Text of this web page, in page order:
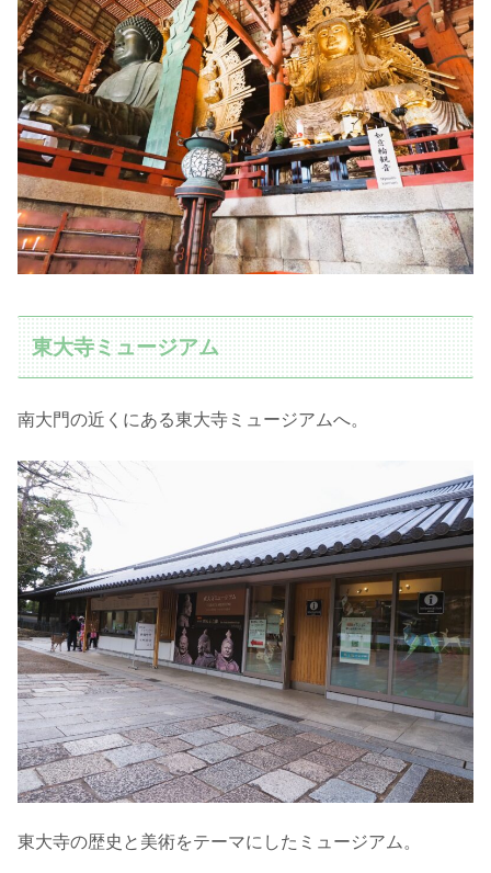
東大寺ミュージアム
南大門の近くにある東大寺ミュージアムへ。
東大寺の歴史と美術をテーマにしたミュージアム。